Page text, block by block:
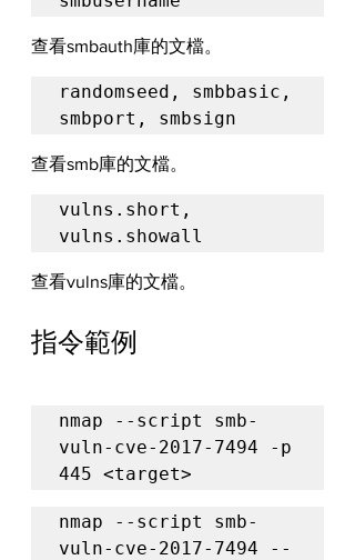
查看smbauth庫的文檔。
randomseed, smbbasic,
smbport, smbsign
查看smb庫的文檔。
vulns.short,
vulns.showall
查看vulns庫的文檔。
指令範例
nmap --script smb-
vuln-cve-2017-7494 -p
445 <target>
nmap --script smb-
vuln-cve-2017-7494 --